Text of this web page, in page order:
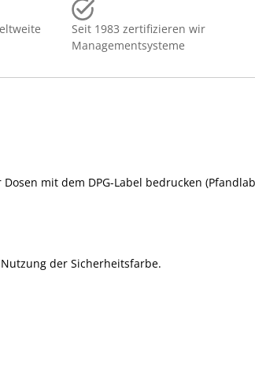
Seit 1983 zertifizieren wir
Managementsysteme
mit dem DPG-Label bedrucken
der Sicherheitsfarbe.